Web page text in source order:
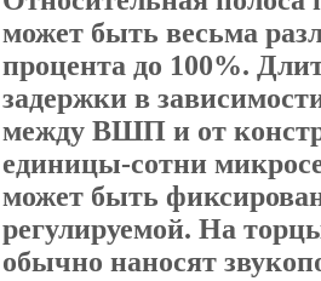
может быть весьма
процента до 100%.
задержки в
между ВШП и от
единицы-сотни
может быть
регулируемой. На
обычно наносят